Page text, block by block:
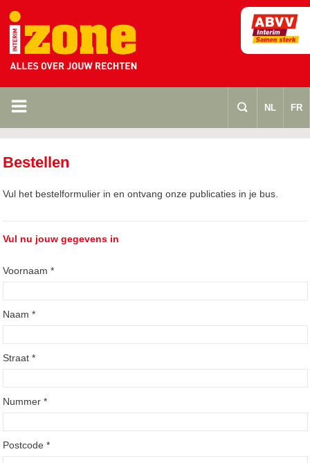
m s NL FR
Bestellen
Vul het bestelformulier in en ontvang onze publicaties in je bus.
Vul nu jouw gegevens in
Voornaam *
Naam *
Straat *
Nummer *
Postcode *